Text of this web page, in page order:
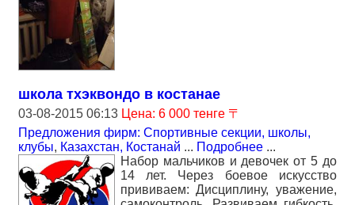
школа тхэквондо в костанае
03-08-2015 06:13 Цена: 6 000 тенге 〒
Предложения фирм: Спортивные секции, школы,
клубы, Казахстан, Костанай ... Подробнее ...
Набор мальчиков и девочек от 5 до
14 лет. Через боевое искусство
прививаем: Дисциплину, уважение,